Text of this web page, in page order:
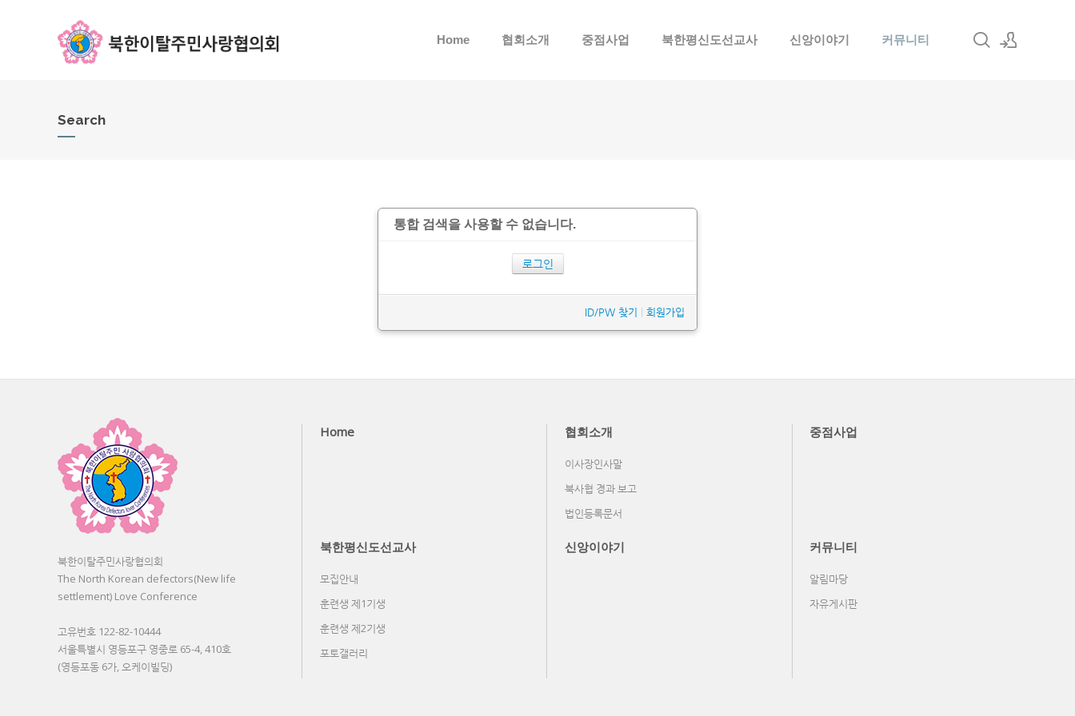
Home 협회소개 중점사업 북한평신도선교사 신앙이야기 커뮤니티
Search
통합 검색을 사용할 수 없습니다.
로그인
ID/PW 찾기 회원가입
북한이탈주민사랑협의회
The North Korean defectors(New life
settlement) Love Conference
고유번호 122-82-10444
서울특별시 영등포구 영중로 65-4, 410호
(영등포동 6가, 오케이빌딩)
Home 협회소개
이사장인사말
북사협 경과 보고
법인등록문서
중점사업
북한평신도선교사
모집안내
훈련생 제1기생
훈련생 제2기생
포토갤러리
신앙이야기 커뮤니티
알림마당
자유게시판